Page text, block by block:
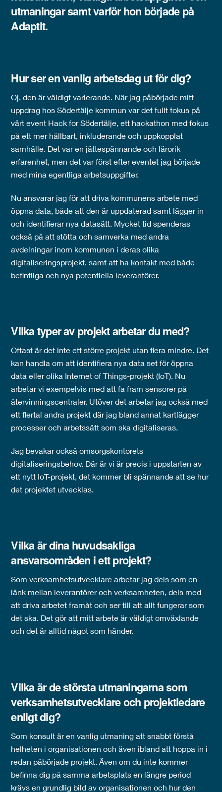
utmaningar samt varför hon började på
Adaptit.
Hur ser en vanlig arbetsdag ut för dig?
Oj, den är väldigt varierande. När jag påbörjade mitt
uppdrag hos Södertälje kommun var det fullt fokus på
vårt event Hack for Södertälje, ett hackathon med fokus
på ett mer hållbart, inkluderande och uppkopplat
samhälle. Det var en jättespännande och lärorik
erfarenhet, men det var först efter eventet jag började
med mina egentliga arbetsuppgifter.
Nu ansvarar jag för att driva kommunens arbete med
öppna data, både att den är uppdaterad samt lägger in
och identifierar nya datasätt. Mycket tid spenderas
också på att stötta och samverka med andra
avdelningar inom kommunen i deras olika
digitaliseringsprojekt, samt att ha kontakt med både
befintliga och nya potentiella leverantörer.
Vilka typer av projekt arbetar du med?
Oftast är det inte ett större projekt utan flera mindre. Det
kan handla om att identifiera nya data set för öppna
data eller olika Internet of Things-projekt (IoT). Nu
arbetar vi exempelvis med att fa fram sensorer på
återvinningscentraler. Utöver det arbetar jag också med
ett flertal andra projekt där jag bland annat kartlägger
processer och arbetssätt som ska digitaliseras.
Jag bevakar också omsorgskontorets
digitaliseringsbehov. Där är vi är precis i uppstarten av
ett nytt IoT-projekt, det kommer bli spännande att se hur
det projektet utvecklas.
Vilka är dina huvudsakliga
ansvarsområden i ett projekt?
Som verksamhetsutvecklare arbetar jag dels som en
länk mellan leverantörer och verksamheten, dels med
att driva arbetet framåt och ser till att allt fungerar som
det ska. Det gör att mitt arbete är väldigt omväxlande
och det är alltid något som händer.
Vilka är de största utmaningarna som
verksamhetsutvecklare och projektledare
enligt dig?
Som konsult är en vanlig utmaning att snabbt förstå
helheten i organisationen och även ibland att hoppa in i
redan påbörjade projekt. Även om du inte kommer
befinna dig på samma arbetsplats en längre period
krävs en grundlig bild av organisationen och hur den